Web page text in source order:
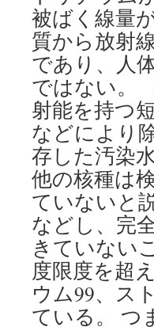
被ばく線量
質から放射
であり、人
ではない。
射能を持つ
などにより
存した汚染
他の核種は
ていないと
などし、完
きていない
度限度を超
ウム99、ス
ている。 つ